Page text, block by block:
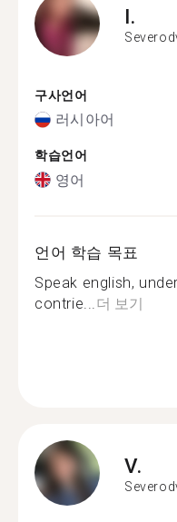
I.
구사언어
러시아어
학습언어
영어
언어 학습 목표
Speak english,
contrie... 더 보기
V.